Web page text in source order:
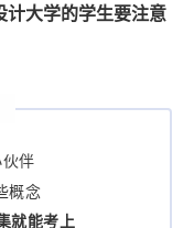
计大学的学生要注意
伴
概念
就能考上